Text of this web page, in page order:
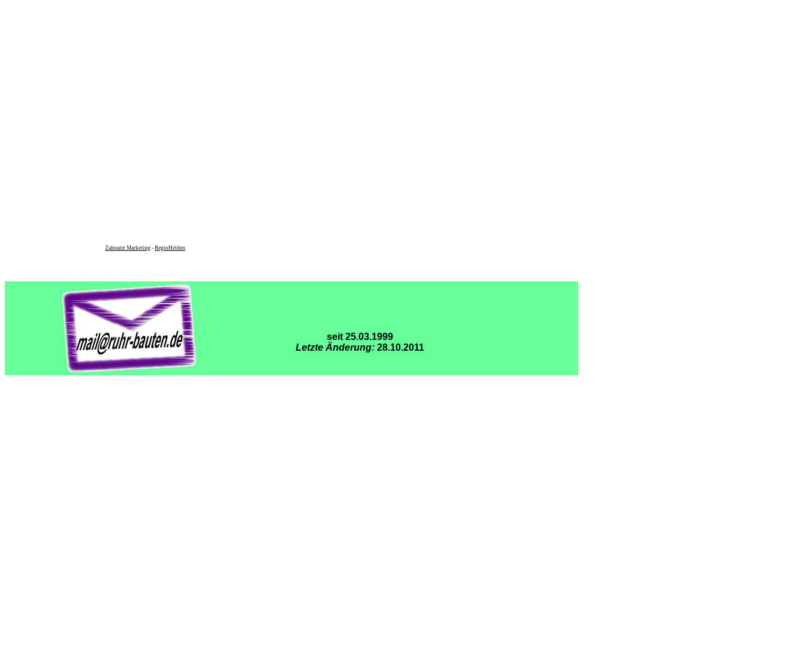
Zahnarzt Marketing - RegioHelden
seit 25.03.1999
Letzte Änderung: 28.10.2011